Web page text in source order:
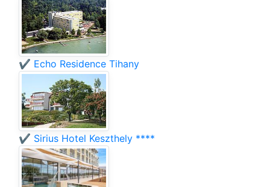
✔️ Echo Residence Tihany
✔️ Sirius Hotel Keszthely ****